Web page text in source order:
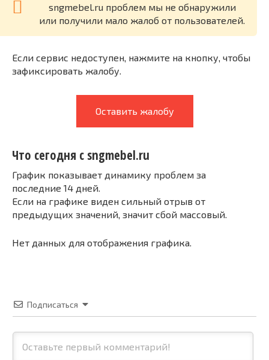
sngmebel.ru проблем мы не обнаружили
или получили мало жалоб от пользователей.
Если сервис недоступен, нажмите на кнопку, чтобы
зафиксировать жалобу.
Оставить жалобу
Что сегодня с sngmebel.ru
График показывает динамику проблем за
последние 14 дней.
Если на графике виден сильный отрыв от
предыдущих значений, значит сбой массовый.
Нет данных для отображения графика.
Подписаться